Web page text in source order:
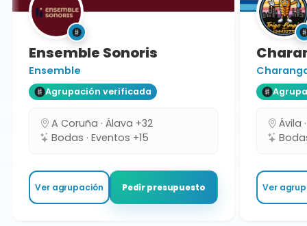
Ensemble Sonoris
Ensemble
Agrupación verificada
A Coruña · Álava +32
Bodas · Eventos +15
Ver agrupación Pedir presupuesto
Ávila ·
Bodas
Ver